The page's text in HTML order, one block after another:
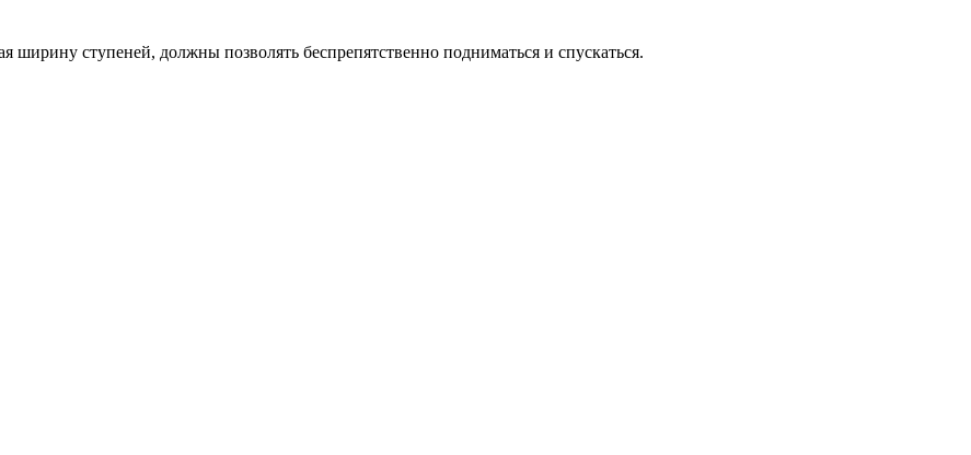
ступеней, должны позволять беспрепятственно подниматься и спускаться.